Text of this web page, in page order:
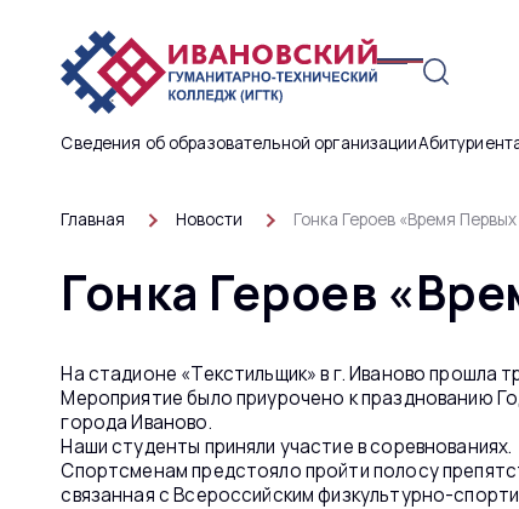
Сведения об образовательной организации
Главная Новости Гонка Героев «Время Первых
Гонка Героев
На стадионе «Текстильщик» в г. Иваново прошла
Мероприятие было приурочено к празднованию
города Иваново.
Наши студенты приняли участие в соревнованиях.
Спортсменам предстояло пройти полосу
связанная с Всероссийским физкультурно-